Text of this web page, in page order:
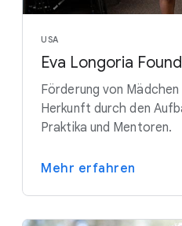
USA
Eva Longoria
Förderung von
Herkunft durch den
Praktika und Mentoren.
Mehr erfahren